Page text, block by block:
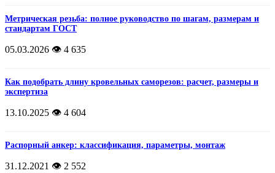
Метрическая резьба: полное руководство по шагам, размерам и
стандартам ГОСТ
05.03.2026 👁️ 4 635
Как подобрать длину кровельных саморезов: расчет, размеры и
экспертиза
13.10.2025 👁️ 4 604
Распорный анкер: классификация, параметры, монтаж
31.12.2021 👁️ 2 552